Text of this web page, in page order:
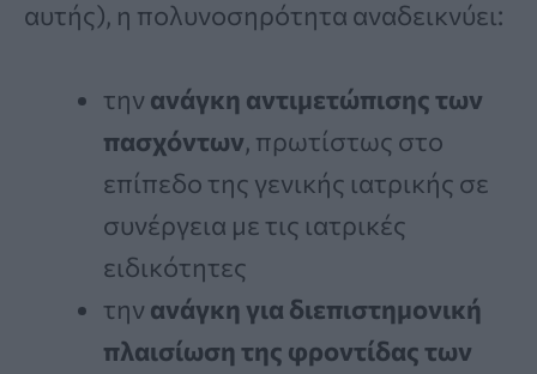
αυτής), η πολυνοσηρότητα αναδεικνύει:
την ανάγκη αντιμετώπισης των
πασχόντων, πρωτίστως στο
επίπεδο της γενικής ιατρικής σε
συνέργεια με τις ιατρικές
ειδικότητες
την ανάγκη για διεπιστημονική
πλαισίωση της φροντίδας των